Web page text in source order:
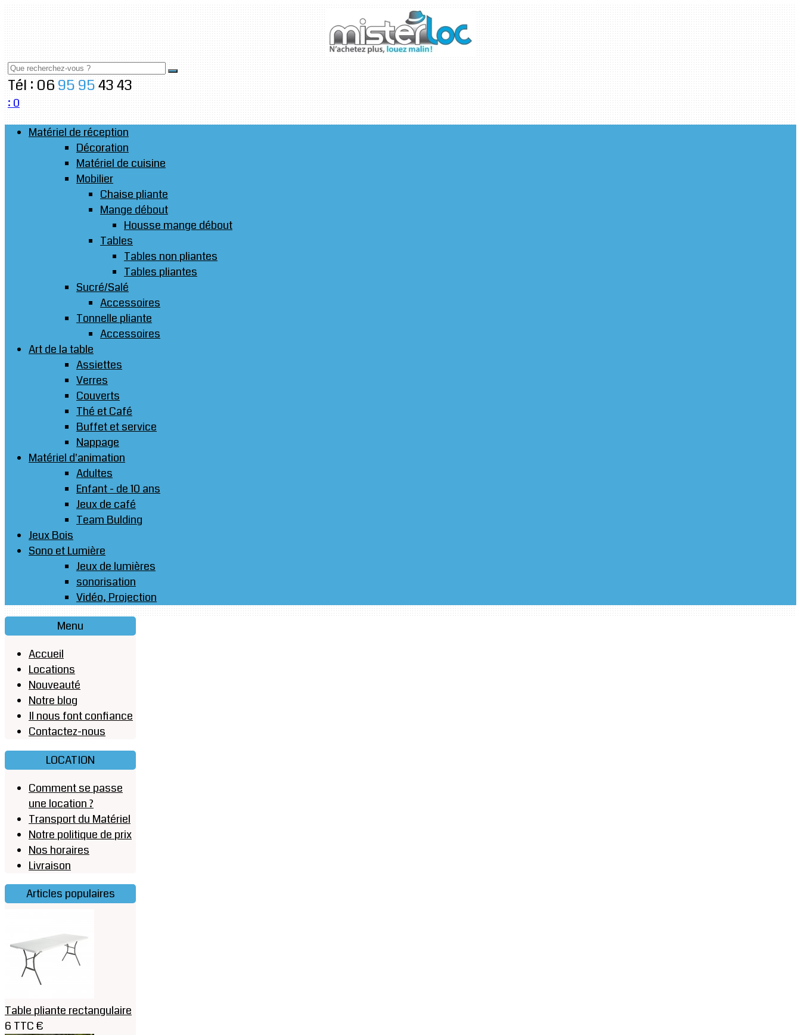
Tél : 0695 954343
:0
Matériel de réception
Décoration
Matériel de cuisine
Mobilier
Chaise pliante
Mange débout
Housse mange débout
Tables
Tables non pliantes
Tables pliantes
Sucré/Salé
Accessoires
Tonnelle pliante
Accessoires
Art de la table
Assiettes
Verres
Couverts
Thé et Café
Buffet et service
Nappage
Matériel d'animation
Adultes
Enfant - de 10 ans
Jeux de café
Team Bulding
Jeux Bois
Sono et Lumière
Jeux de lumières
sonorisation
Vidéo, Projection
Menu
Accueil
Locations
Nouveauté
Notre blog
Il nous font confiance
Contactez-nous
LOCATION
Comment se passe
une location ?
Transport du Matériel
Notre politique de prix
Nos horaires
Livraison
Articles populaires
Table pliante rectangulaire
6 TTC €